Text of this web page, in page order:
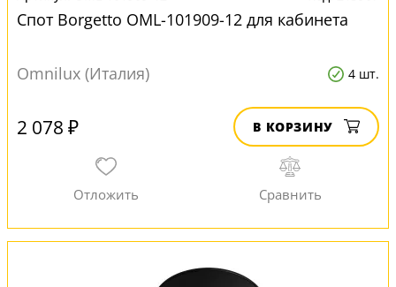
Спот Borgetto OML-101909-12 для кабинета
Omnilux (Италия) 4 шт.
2 078 ₽ В КОРЗИНУ